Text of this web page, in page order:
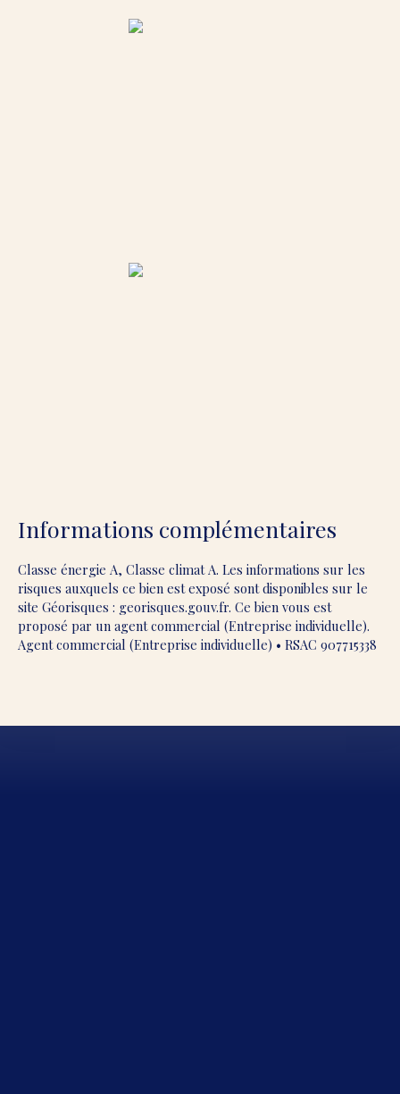
Informations complémentaires
Classe énergie A, Classe climat A. Les informations sur les
risques auxquels ce bien est exposé sont disponibles sur le
site Géorisques : georisques.gouv.fr. Ce bien vous est
proposé par un agent commercial (Entreprise individuelle).
Agent commercial (Entreprise individuelle) • RSAC 907715338